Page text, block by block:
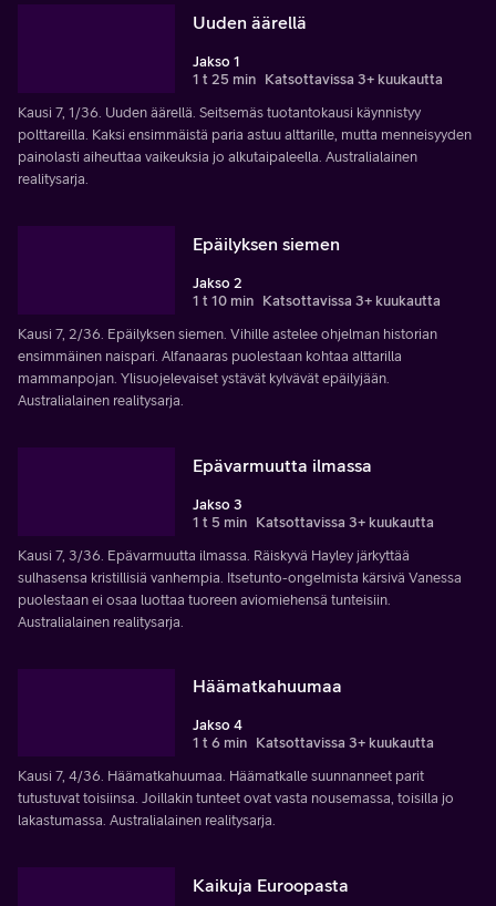
Uuden äärellä
Jakso 1
1 t 25 min Katsottavissa 3+ kuukautta
Kausi 7, 1/36. Uuden äärellä. Seitsemäs tuotantokausi käynnistyy
polttareilla. Kaksi ensimmäistä paria astuu alttarille, mutta menneisyyden
painolasti aiheuttaa vaikeuksia jo alkutaipaleella. Australialainen
realitysarja.
Epäilyksen siemen
Jakso 2
1 t 10 min Katsottavissa 3+ kuukautta
Kausi 7, 2/36. Epäilyksen siemen. Vihille astelee ohjelman historian
ensimmäinen naispari. Alfanaaras puolestaan kohtaa alttarilla
mammanpojan. Ylisuojelevaiset ystävät kylvävät epäilyjään.
Australialainen realitysarja.
Epävarmuutta ilmassa
Jakso 3
1 t 5 min Katsottavissa 3+ kuukautta
Kausi 7, 3/36. Epävarmuutta ilmassa. Räiskyvä Hayley järkyttää
sulhasensa kristillisiä vanhempia. Itsetunto-ongelmista kärsivä Vanessa
puolestaan ei osaa luottaa tuoreen aviomiehensä tunteisiin.
Australialainen realitysarja.
Häämatkahuumaa
Jakso 4
1 t 6 min Katsottavissa 3+ kuukautta
Kausi 7, 4/36. Häämatkahuumaa. Häämatkalle suunnanneet parit
tutustuvat toisiinsa. Joillakin tunteet ovat vasta nousemassa, toisilla jo
lakastumassa. Australialainen realitysarja.
Kaikuja Euroopasta